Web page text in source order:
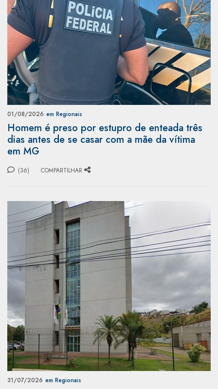
01/08/2026 em Regionais
Homem é preso por estupro de enteada três
dias antes de se casar com a mãe da vítima
em MG
(36) COMPARTILHAR
31/07/2026 em Regionais